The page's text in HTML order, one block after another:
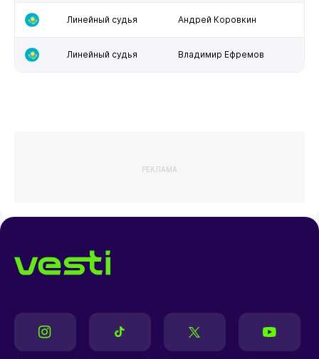
Линейный судья Андрей Коровкин
Линейный судья Владимир Ефремов
РЕКЛАМА